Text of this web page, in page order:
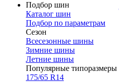
Подбор шин
Каталог шин
Подбор по параметрам
Сезон
Всесезонные шины
Зимние шины
Летние шины
Популярные типоразмеры
175/65 R14